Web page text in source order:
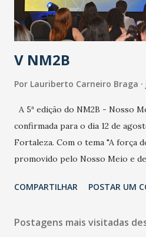
contaminação alta, podendo
população e ao sistema de
estratificação do risco da
V NM2B
Por Lauriberto Carneiro Braga
A 5ª edição do NM2B - Nosso
confirmada para o dia 12 de
Fortaleza. Com o tema "A força
promovido pelo Nosso Meio e
e lideranças do Mercado
de negócios do Nordeste,
COMPARTILHAR POSTAR UM
Postagens mais visitadas